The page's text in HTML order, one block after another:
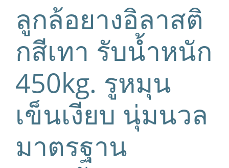
ลูกล้อยางอิลาสติ
กสีเทา รับน้ำหนัก
450kg. รูหมุน
เข็นเงียบ นุ่มนวล
มาตรฐาน